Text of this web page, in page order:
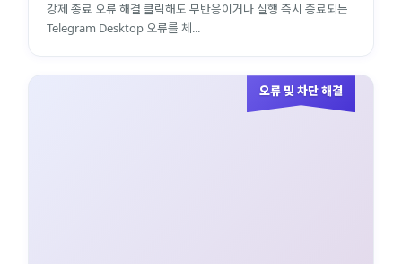
강제 종료 오류 해결 클릭해도 무반응이거나 실행 즉시 종료되는
Telegram Desktop 오류를 체...
오류 및 차단 해결